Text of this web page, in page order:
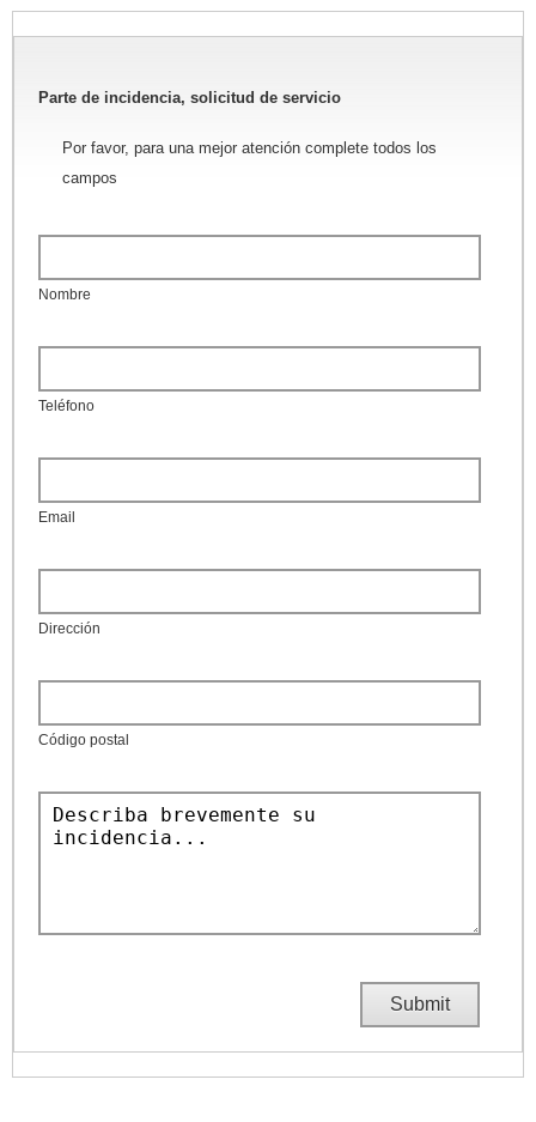
Parte de incidencia, solicitud de servicio
Por favor, para una mejor atención complete todos los
campos
Nombre
Teléfono
Email
Dirección
Código postal